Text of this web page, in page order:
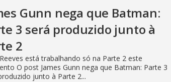
Gunn nega que Batman:
3 será produzido junto à
2
está trabalhando só na Parte 2 este
O post James Gunn nega que Batman: Parte 3
junto à Parte 2...